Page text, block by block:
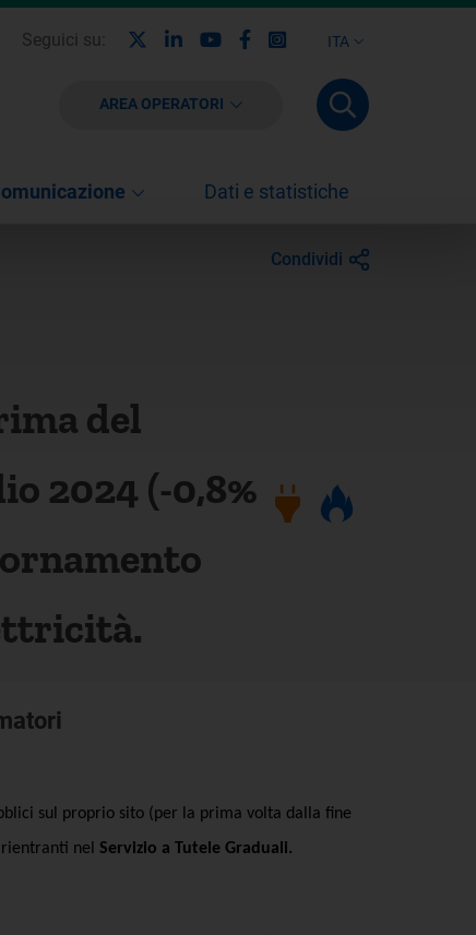
ITA
Seguici su: LinkedinYoutubeFacebook
Instagram
AREA OPERATORI
Dati e statistiche
Condividi
del
2024 (-0,8%
sul proprio sito (per la prima volta dalla fine
nel Servizio a Tutele Graduali.